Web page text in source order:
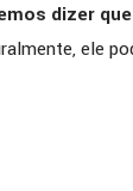
dizer
ele